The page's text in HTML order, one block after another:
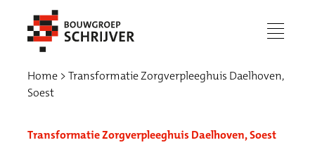
menu
Home
Transformatie Zorgverpleeghuis Daelhoven,
Soest
Transformatie Zorgverpleeghuis Daelhoven, Soest